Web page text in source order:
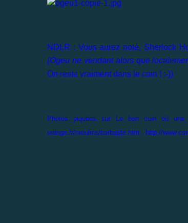
NDLR : Vous aurez noté, Sherlock
(Ogeu ne vendant alors que
On reste vraiment dans le coin ! :-))
Photos piquées sur Le bon coin où une
orange.fr/moulins/barbaste.htm , http://